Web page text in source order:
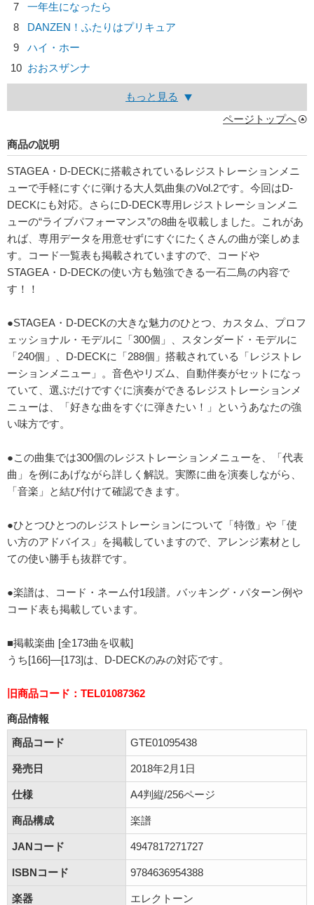
7
一年生になったら
8
DANZEN！ふたりはプリキュア
9
ハイ・ホー
10 おおスザンナ
もっと見る
ページトップへ
商品の説明
STAGEA・D-DECKに搭載されているレジストレーションメニ
ューで手軽にすぐに弾ける大人気曲集のVol.2です。今回はD-
DECKにも対応。さらにD-DECK専用レジストレーションメニ
ューの“ライブパフォーマンス”の8曲を収載しました。これがあ
れば、専用データを用意せずにすぐにたくさんの曲が楽しめま
す。コード一覧表も掲載されていますので、コードや
STAGEA・D-DECKの使い方も勉強できる一石二鳥の内容で
す！！
●STAGEA・D-DECKの大きな魅力のひとつ、カスタム、プロフ
ェッショナル・モデルに「300個」、スタンダード・モデルに
「240個」、D-DECKに「288個」搭載されている「レジストレ
ーションメニュー」。音色やリズム、自動伴奏がセットになっ
ていて、選ぶだけですぐに演奏ができるレジストレーションメ
ニューは、「好きな曲をすぐに弾きたい！」というあなたの強
い味方です。
●この曲集では300個のレジストレーションメニューを、「代表
曲」を例にあげながら詳しく解説。実際に曲を演奏しながら、
「音楽」と結び付けて確認できます。
●ひとつひとつのレジストレーションについて「特徴」や「使
い方のアドバイス」を掲載していますので、アレンジ素材とし
ての使い勝手も抜群です。
●楽譜は、コード・ネーム付1段譜。バッキング・パターン例や
コード表も掲載しています。
■掲載楽曲 [全173曲を収載]
うち[166]―[173]は、D-DECKのみの対応です。
旧商品コード：TEL01087362
商品情報
商品コード
GTE01095438
発売日 2018年2月1日
仕様 A4判縦/256ページ
商品構成 楽譜
JANコード 4947817271727
ISBNコード 9784636954388
楽器 エレクトーン